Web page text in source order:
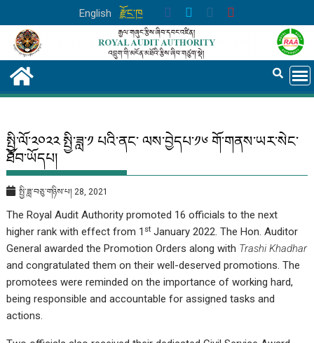
to
content
English རྫོང་ཁ
སྤྱི་ལོ་༢༠༢༢ སྤྱི་ཟླ་༡ པའི་ནང་ ལས་བྱེདཔ་༡༦ གོ་གནས་ཡར་སེང་
ཐོབ་ཡོདཔ།
སྤྱི་ཟླ་བཅུ་གཉིས་པ། 28, 2021
The Royal Audit Authority promoted 16 officials to the next
higher rank with effect from 1 st January 2022. The Hon. Auditor
General awarded the Promotion Orders along with Trashi Khadhar
and congratulated them on their well-deserved promotions. The
promotees were reminded on the importance of working hard,
being responsible and accountable for assigned tasks and
actions.